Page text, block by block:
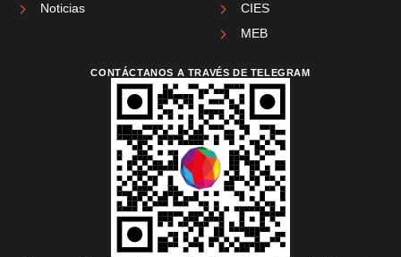
Noticias
CIES
MEB
CONTÁCTANOS A TRAVÉS DE TELEGRAM